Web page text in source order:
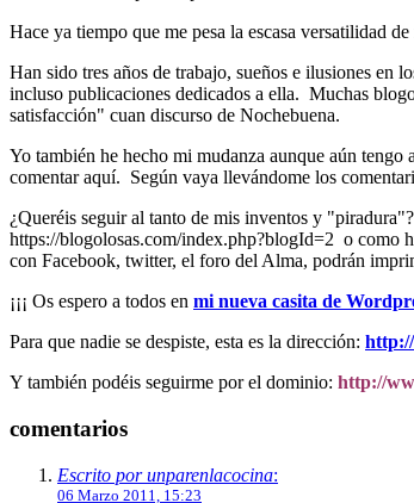
Hace ya tiempo que me pesa la escasa versatilidad
Han sido tres años de trabajo, sueños e ilusiones en
incluso publicaciones dedicados a ella. Muchas
satisfacción" cuan discurso de Nochebuena.
Yo también he hecho mi mudanza aunque aún
comentar aquí. Según vaya llevándome los
¿Queréis seguir al tanto de mis inventos y
https://blogolosas.com/index.php?blogId=2 o como
con Facebook, twitter, el foro del Alma, podrán
¡¡¡ Os espero a todos en mi nueva casita de
Para que nadie se despiste, esta es la dirección:
Y también podéis seguirme por el dominio: http://
comentarios
Escrito por unparenlacocina:
06 Marzo 2011, 15:23